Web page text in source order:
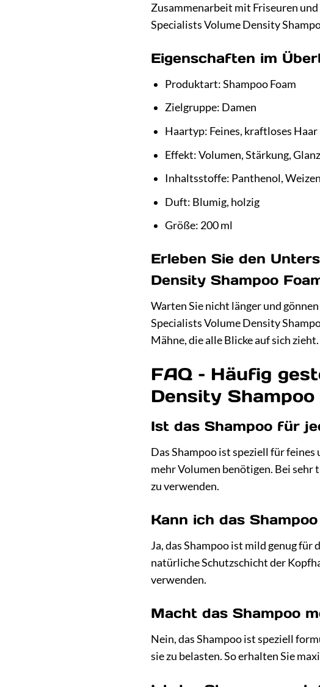
Zusammenarbeit mit Friseuren
Specialists Volume Density
Eigenschaften im
Produktart: Shampoo Foam
Zielgruppe: Damen
Haartyp: Feines, kraftloses Haar
Effekt: Volumen, Stärkung, Glanz
Inhaltsstoffe: Panthenol,
Duft: Blumig, holzig
Größe: 200 ml
Erleben Sie den
Density Shampoo
Warten Sie nicht länger und
Specialists Volume Density
Mähne, die alle Blicke auf sich
FAQ – Häufig
Density Shampoo
Ist das Shampoo für
Das Shampoo ist speziell für
mehr Volumen benötigen. Bei
zu verwenden.
Kann ich das
Ja, das Shampoo ist mild genug für
natürliche Schutzschicht der
verwenden.
Macht das Shampoo
Nein, das Shampoo ist speziell
sie zu belasten. So erhalten Sie